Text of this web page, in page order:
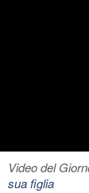
Video del
sua figlia